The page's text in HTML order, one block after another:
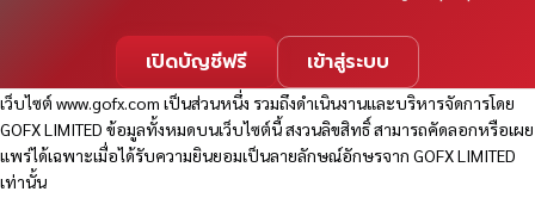
เปิดบัญชีฟรี เข้าสู่ระบบ
เว็บไซต์www.gofx.com เป็นส่วนหนึ่ง รวมถึงดำเนินงานและบริหารจัดการโดย
GOFX LIMITED ข้อมูลทั้งหมดบนเว็บไซต์นี้ สงวนลิขสิทธิ์ สามารถคัดลอกหรือเผย
แพร่ได้เฉพาะเมื่อได้รับความยินยอมเป็นลายลักษณ์อักษรจาก GOFX LIMITED
เท่านั้น